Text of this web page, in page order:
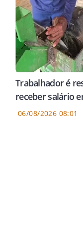
Trabalhador é
receber salário
06/08/2026 08:01